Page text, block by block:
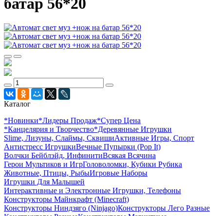
батар 56*20
Каталог
*Новинки*Лидеры Продаж*Супер Цена
*Канцелярия и Творчество*Деревянные Игрушки
Slime, Лизуны, Слаймы, СквишиАктивные Игры, Спорт
Антистресс ИгрушкиВечные Пупырки (Pop It)
Волчки Бейблэйд, ИнфинитиВсякая Всячина
Герои Мультиков и ИгрГоловоломки, Кубики Рубика
Животные, Птицы, РыбыИгровые Наборы
Игрушки Для Малышей
Интерактивные и Электронные Игрушки, Телефоны
Конструкторы Майнкрафт (Minecraft)
Конструкторы Ниндзяго (Ninjago)Конструкторы Лего Разные